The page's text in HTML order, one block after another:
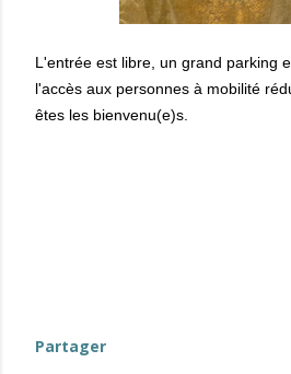
L'entrée est libre, un grand parking
l'accès aux personnes à mobilité
êtes les bienvenu(e)s.
Partager